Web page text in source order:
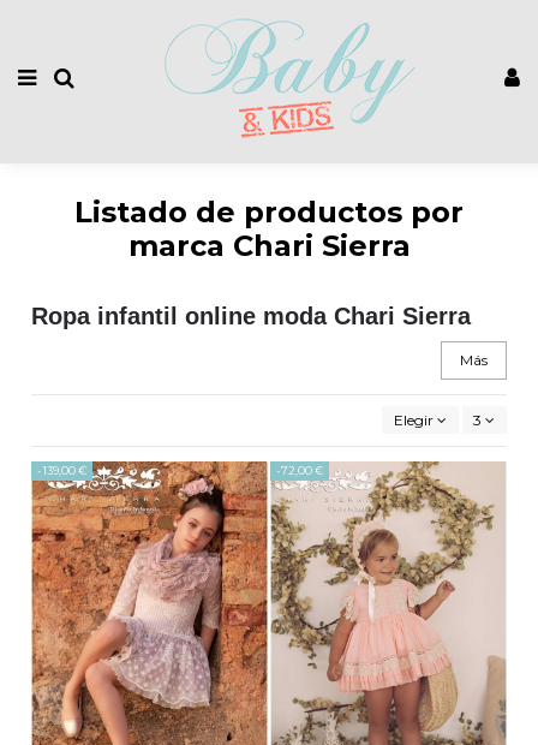
Listado de productos por
marca Chari Sierra
Ropa infantil online moda Chari Sierra
Más
Elegir 3
-139,00 € -72,00 €